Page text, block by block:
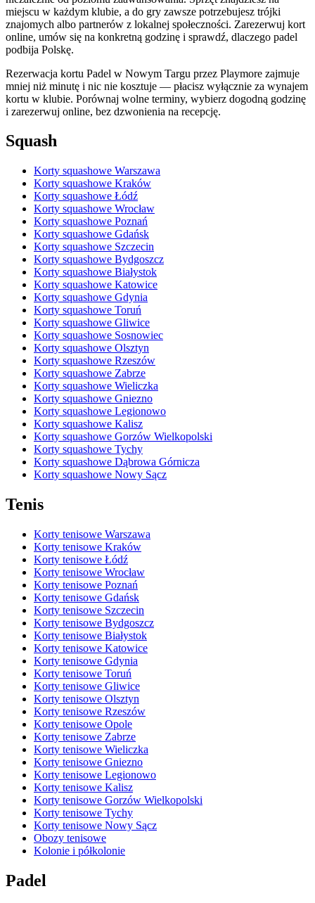
miejscu w każdym klubie, a do gry zawsze potrzebujesz trójki
znajomych albo partnerów z lokalnej społeczności. Zarezerwuj kort
online, umów się na konkretną godzinę i sprawdź, dlaczego padel
podbija Polskę.
Rezerwacja kortu Padel w Nowym Targu przez Playmore zajmuje
mniej niż minutę i nic nie kosztuje — płacisz wyłącznie za wynajem
kortu w klubie. Porównaj wolne terminy, wybierz dogodną godzinę
i zarezerwuj online, bez dzwonienia na recepcję.
Squash
Korty squashowe Warszawa
Korty squashowe Kraków
Korty squashowe Łódź
Korty squashowe Wrocław
Korty squashowe Poznań
Korty squashowe Gdańsk
Korty squashowe Szczecin
Korty squashowe Bydgoszcz
Korty squashowe Białystok
Korty squashowe Katowice
Korty squashowe Gdynia
Korty squashowe Toruń
Korty squashowe Gliwice
Korty squashowe Sosnowiec
Korty squashowe Olsztyn
Korty squashowe Rzeszów
Korty squashowe Zabrze
Korty squashowe Wieliczka
Korty squashowe Gniezno
Korty squashowe Legionowo
Korty squashowe Kalisz
Korty squashowe Gorzów Wielkopolski
Korty squashowe Tychy
Korty squashowe Dąbrowa Górnicza
Korty squashowe Nowy Sącz
Tenis
Korty tenisowe Warszawa
Korty tenisowe Kraków
Korty tenisowe Łódź
Korty tenisowe Wrocław
Korty tenisowe Poznań
Korty tenisowe Gdańsk
Korty tenisowe Szczecin
Korty tenisowe Bydgoszcz
Korty tenisowe Białystok
Korty tenisowe Katowice
Korty tenisowe Gdynia
Korty tenisowe Toruń
Korty tenisowe Gliwice
Korty tenisowe Olsztyn
Korty tenisowe Rzeszów
Korty tenisowe Opole
Korty tenisowe Zabrze
Korty tenisowe Wieliczka
Korty tenisowe Gniezno
Korty tenisowe Legionowo
Korty tenisowe Kalisz
Korty tenisowe Gorzów Wielkopolski
Korty tenisowe Tychy
Korty tenisowe Nowy Sącz
Obozy tenisowe
Kolonie i półkolonie
Padel